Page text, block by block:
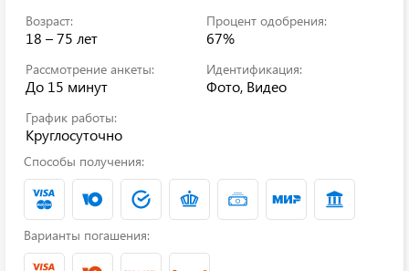
Возраст:
18 – 75 лет
Процент одобрения:
67%
Рассмотрение анкеты:
До 15 минут
Идентификация:
Фото, Видео
График работы:
Круглосуточно
Способы получения:
Варианты погашения: